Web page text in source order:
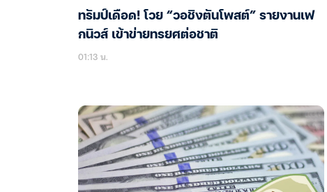
ทรัมป์เดือด! โวย “วอชิงตันโพสต์” รายงานเฟ
กนิวส์ เข้าข่ายทรยศต่อชาติ
01:13 น.